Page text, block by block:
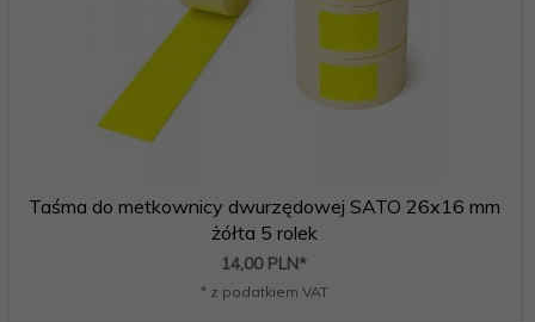
Taśma do metkownicy dwurzędowej SATO 26x16 mm
żółta 5 rolek
14,00 PLN*
* z podatkiem VAT